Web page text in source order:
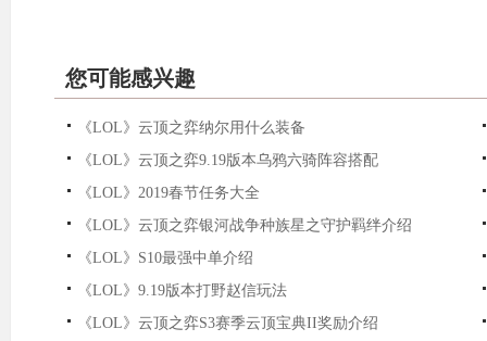
您可能感兴趣
《LOL》云顶之弈纳尔用什么装备
《LOL》云顶之弈9.19版本乌鸦六骑阵容搭配
《LOL》2019春节任务大全
《LOL》云顶之弈银河战争种族星之守护羁绊介绍
《LOL》S10最强中单介绍
《LOL》9.19版本打野赵信玩法
《LOL》云顶之弈S3赛季云顶宝典II奖励介绍